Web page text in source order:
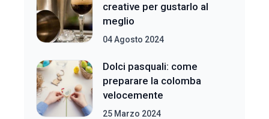
creative per gustarlo al
meglio
04 Agosto 2024
Dolci pasquali: come
preparare la colomba
velocemente
25 Marzo 2024